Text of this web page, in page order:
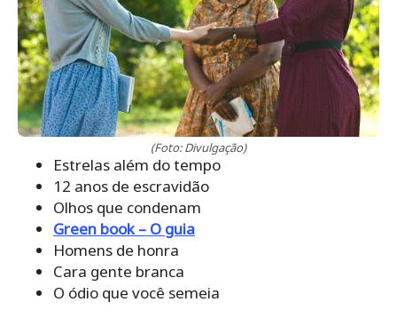
(Foto: Divulgação)
Estrelas além do tempo
12 anos de escravidão
Olhos que condenam
Green book – O guia
Homens de honra
Cara gente branca
O ódio que você semeia